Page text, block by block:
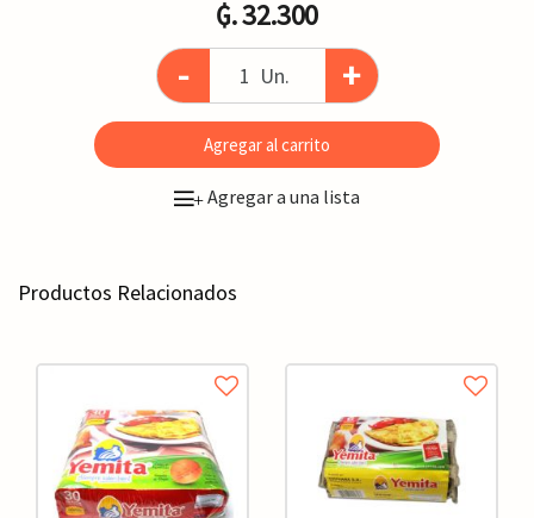
₲. 32.300
- Un. +
Agregar al carrito
+Agregar a una lista
Productos Relacionados